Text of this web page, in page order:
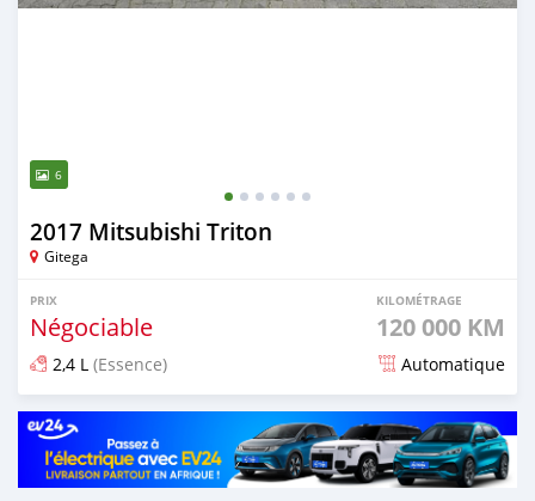
6
2017 Mitsubishi Triton
Gitega
PRIX
Négociable
KILOMÉTRAGE
120 000 KM
2,4 L (Essence) Automatique
Publié il y a plus d'un an